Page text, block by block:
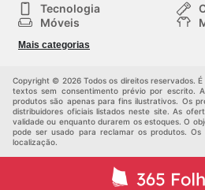
Tecnologia
Móveis
Crianças
Mais categorias
Copyright © 2026 Todos os direitos reservados.
textos sem consentimento prévio por escrito.
produtos são apenas para fins ilustrativos. Os
distribuidores oficiais listados neste site. As
validade ou enquanto durarem os estoques. O
pode ser usado para reclamar os produtos.
localização.